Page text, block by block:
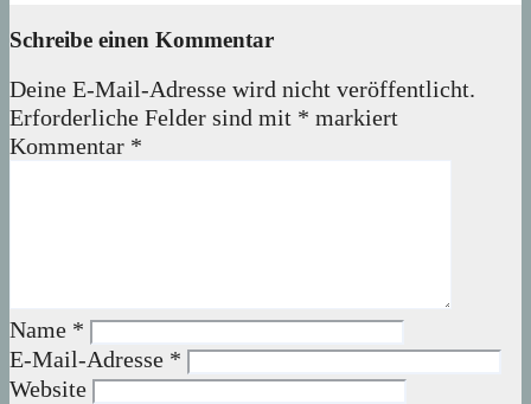
Schreibe einen Kommentar
Deine E-Mail-Adresse wird nicht veröffentlicht.
Erforderliche Felder sind mit * markiert
Kommentar *
Name *
E-Mail-Adresse *
Website